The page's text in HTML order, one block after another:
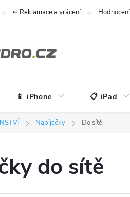
↩️ Reklamace a vrácení Hodnocení
📱 iPhone 📋 iPad
Nabíječky Do sítě
do sítě